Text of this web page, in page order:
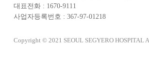
대표전화 : 1670-9111
사업자등록번호 : 367-97-01218
Copyright © 2021 SEOUL SEGYERO HOSPITAL